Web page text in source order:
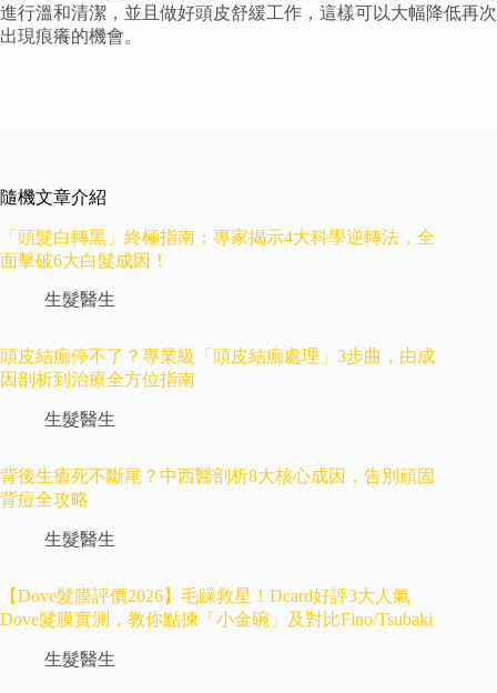
進行溫和清潔，並且做好頭皮舒緩工作，這樣可以大幅降低再次
出現痕癢的機會。
隨機文章介紹
「頭髮白轉黑」終極指南：專家揭示4大科學逆轉法，全
面擊破6大白髮成因！
生髮醫生
頭皮結痂停不了？專業級「頭皮結痂處理」3步曲，由成
因剖析到治療全方位指南
生髮醫生
背後生瘡死不斷尾？中西醫剖析8大核心成因，告別頑固
背痘全攻略
生髮醫生
【Dove髮膜評價2026】毛躁救星！Dcard好評3大人氣
Dove髮膜實測，教你點揀「小金碗」及對比Fino/Tsubaki
生髮醫生